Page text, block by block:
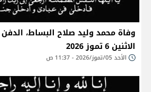
وفاة محمد وليد صلاح البساط،
الاثنين 6 تموز 2026
الأحد 05/تموز/2026 - 11:37 ص